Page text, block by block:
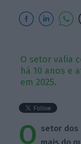
O setor valia
há 10 anos e
em 2025.
O setor dos